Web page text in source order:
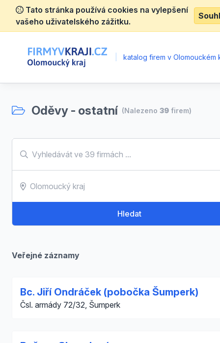
Tato stránka používá cookies na vylepšení
vašeho uživatelského zážitku.
katalog firem v Olomouckém
Oděvy - ostatní (Nalezeno 39 firem)
Hledat
Veřejné záznamy
Bc. Jiří Ondráček (pobočka Šumperk)
Čsl. armády 72/32, Šumperk